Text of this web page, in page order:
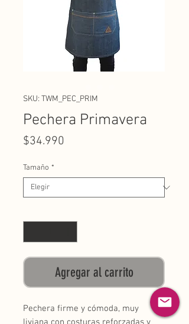
SKU: TWM_PEC_PRIM
Pechera Primavera
$34.990
Tamaño *
Agregar al carrito
Pechera firme y cómoda, muy